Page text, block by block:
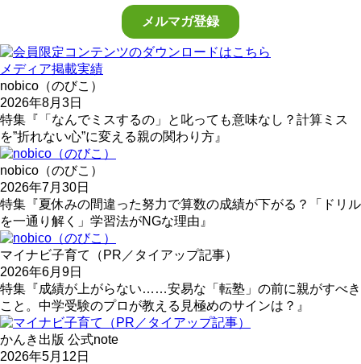
メディア掲載実績
nobico（のびこ）
2026年8月3日
特集『「なんでミスするの」と叱っても意味なし？計算ミス
を”折れない心”に変える親の関わり方』
nobico（のびこ）
2026年7月30日
特集『夏休みの間違った努力で算数の成績が下がる？「ドリル
を一通り解く」学習法がNGな理由』
マイナビ子育て（PR／タイアップ記事）
2026年6月9日
特集『成績が上がらない……安易な「転塾」の前に親がすべき
こと。中学受験のプロが教える見極めのサインは？』
かんき出版 公式note
2026年5月12日